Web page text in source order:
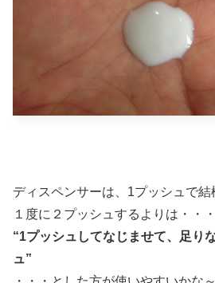
ディスペンサーは、1プッシュで結
１度に２プッシュするよりは・・・
“1プッシュしてなじませて、足り
ュ”